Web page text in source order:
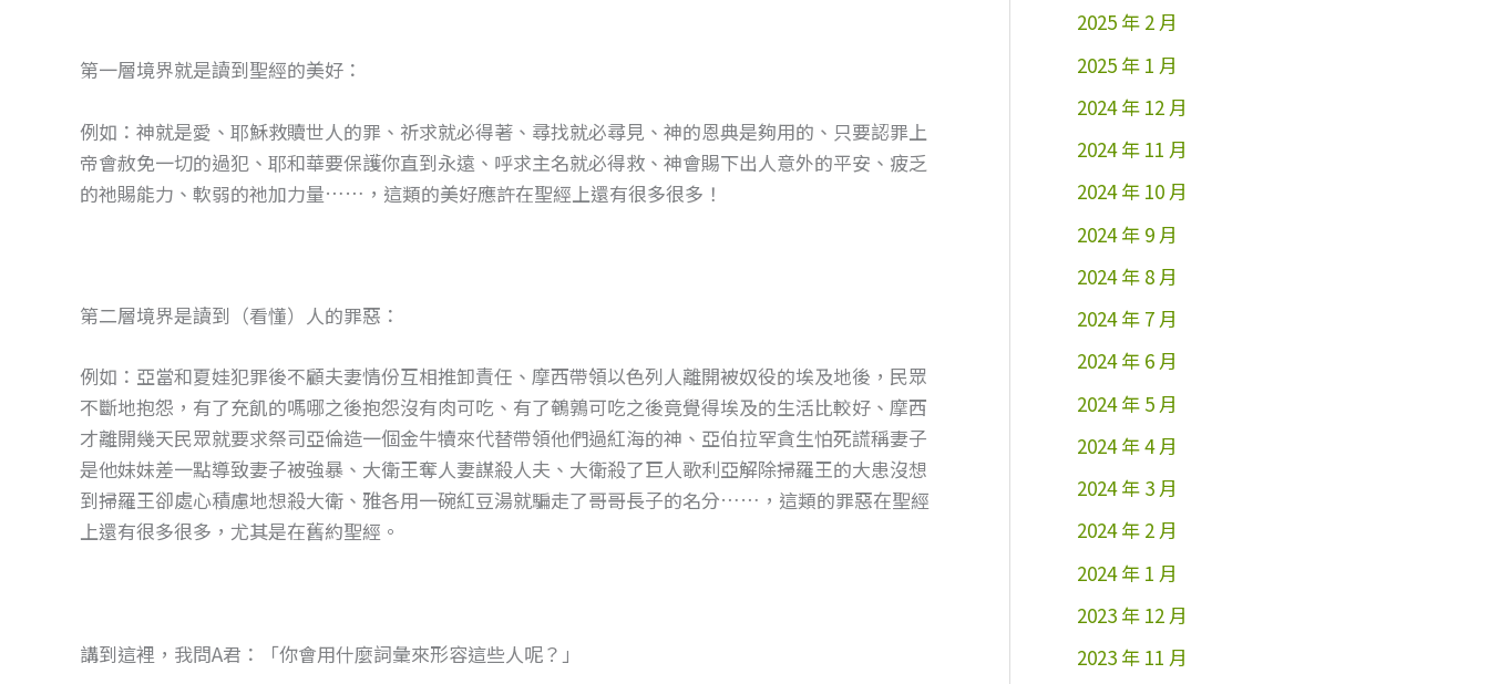
第一層境界就是讀到聖經的美好：
例如：神就是愛、耶穌救贖世人的罪、祈求就必得著、尋找就必尋見、神的恩典是夠用的、只要認罪上
帝會赦免一切的過犯、耶和華要保護你直到永遠、呼求主名就必得救、神會賜下出人意外的平安、疲乏
的祂賜能力、軟弱的祂加力量……，這類的美好應許在聖經上還有很多很多！
第二層境界是讀到（看懂）人的罪惡：
例如：亞當和夏娃犯罪後不顧夫妻情份互相推卸責任、摩西帶領以色列人離開被奴役的埃及地後，民眾
不斷地抱怨，有了充飢的嗎哪之後抱怨沒有肉可吃、有了鵪鶉可吃之後竟覺得埃及的生活比較好、摩西
才離開幾天民眾就要求祭司亞倫造一個金牛犢來代替帶領他們過紅海的神、亞伯拉罕貪生怕死謊稱妻子
是他妹妹差一點導致妻子被強暴、大衛王奪人妻謀殺人夫、大衛殺了巨人歌利亞解除掃羅王的大患沒想
到掃羅王卻處心積慮地想殺大衛、雅各用一碗紅豆湯就騙走了哥哥長子的名分……，這類的罪惡在聖經
上還有很多很多，尤其是在舊約聖經。
講到這裡，我問A君：「你會用什麼詞彙來形容這些人呢？」
2025 年 2 月
2025 年 1 月
2024 年 12 月
2024 年 11 月
2024 年 10 月
2024 年 9 月
2024 年 8 月
2024 年 7 月
2024 年 6 月
2024 年 5 月
2024 年 4 月
2024 年 3 月
2024 年 2 月
2024 年 1 月
2023 年 12 月
2023 年 11 月